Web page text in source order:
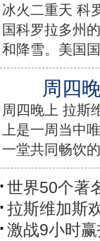
冰火二重天 科
国科罗拉多州
和降雪。美国
周四
周四晚上 拉
上是一周当中
一堂共同畅饮
世界50个著
拉斯维加斯
激战9小时